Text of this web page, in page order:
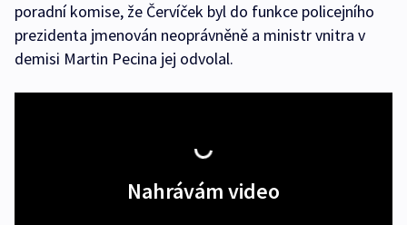
poradní komise, že Červíček byl do funkce policejního
prezidenta jmenován neoprávněně a ministr vnitra v
demisi Martin Pecina jej odvolal.
Nahrávám video